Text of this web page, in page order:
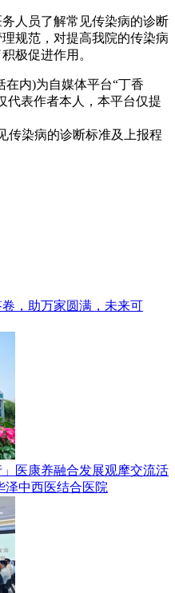
人员了解常见传染病的诊断
规范，对提高我院的传染病
极促进作用。
在内)为自媒体平台“丁香
代表作者本人，本平台仅提
传染病的诊断标准及上报程
，助万家圆满，未来可
医康养融合发展观摩交流活
泽中西医结合医院